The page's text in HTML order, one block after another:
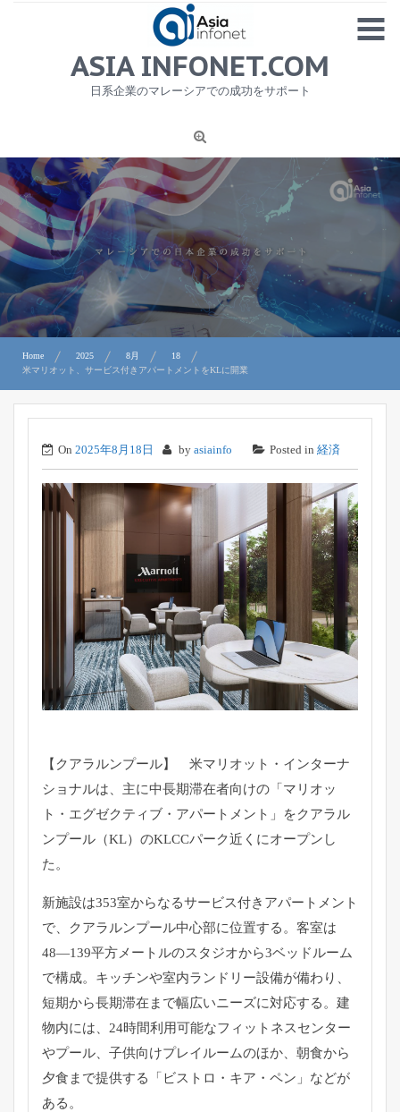
MENU
1
ニュース
労務サービス
プライバシーポリシー及び著作権について
お問合せ
ASIA INFONET.COM
日系企業のマレーシアでの成功をサポート
Home 2025 8月
18
米マリオット、サービス付きアパートメントをKLに開業
On 2025年8月18日 by asiainfo Posted in 経済
【クアラルンプール】 米マリオット・インターナ
ショナルは、主に中長期滞在者向けの「 マリオッ
ト・エグゼクティブ・アパートメント」
をクアラル
ンプール（KL） のKLCCパーク近くにオープンし
た。
新施設は353室からなるサービス付きアパートメント
で、
クアラルンプール中心部に位置する。客室は
48―139平方メートルのスタジオから3ベッドルーム
で構成。 キッチンや室内ランドリー設備が備わり、
短期から長期滞在まで幅広いニーズに対応する。建
物内には、 24時間利用可能なフィットネスセンター
やプール、 子供向けプレイルームのほか、朝食から
夕食まで提供する「 ビストロ・キア・ペン」などが
ある。